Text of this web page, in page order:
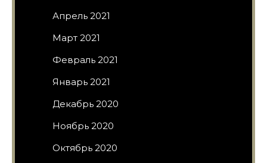
Апрель 2021
Март 2021
Февраль 2021
Январь 2021
Декабрь 2020
Ноябрь 2020
Октябрь 2020